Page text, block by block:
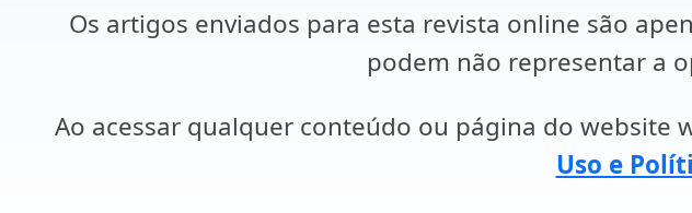
Os artigos enviados para esta revista online são
podem não representar a
Ao acessar qualquer conteúdo ou página do website
Uso e